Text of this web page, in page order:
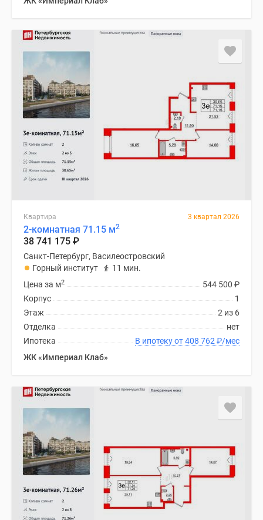
Квартира 3 квартал 2026
2-комнатная 71.15 м2
38 741 175 ₽
Санкт-Петербург, Василеостровский
Горный институт
11 мин.
544 500 ₽
Цена за м2
1
Корпус
2 из 6
Этаж
нет
Отделка
В ипотеку от 408 762 ₽/мес
Ипотека
ЖК «Империал Клаб»